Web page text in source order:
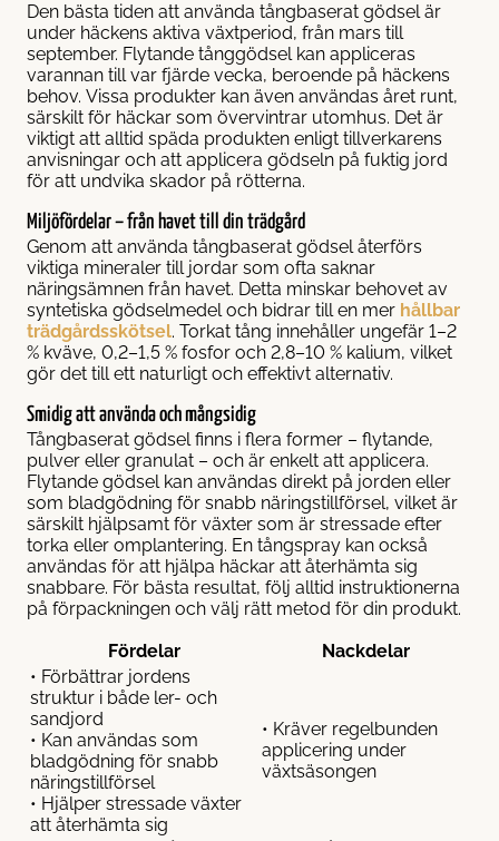
Den bästa tiden att använda tångbaserat gödsel är
under häckens aktiva växtperiod, från mars till
september. Flytande tånggödsel kan appliceras
varannan till var fjärde vecka, beroende på häckens
behov. Vissa produkter kan även användas året runt,
särskilt för häckar som övervintrar utomhus. Det är
viktigt att alltid späda produkten enligt tillverkarens
anvisningar och att applicera gödseln på fuktig jord
för att undvika skador på rötterna.
Miljöfördelar – från havet till din trädgård
Genom att använda tångbaserat gödsel återförs
viktiga mineraler till jordar som ofta saknar
näringsämnen från havet. Detta minskar behovet av
syntetiska gödselmedel och bidrar till en mer hållbar
trädgårdsskötsel. Torkat tång innehåller ungefär 1–2
% kväve, 0,2–1,5 % fosfor och 2,8–10 % kalium, vilket
gör det till ett naturligt och effektivt alternativ.
Smidig att använda och mångsidig
Tångbaserat gödsel finns i flera former – flytande,
pulver eller granulat – och är enkelt att applicera.
Flytande gödsel kan användas direkt på jorden eller
som bladgödning för snabb näringstillförsel, vilket är
särskilt hjälpsamt för växter som är stressade efter
torka eller omplantering. En tångspray kan också
användas för att hjälpa häckar att återhämta sig
snabbare. För bästa resultat, följ alltid instruktionerna
på förpackningen och välj rätt metod för din produkt.
Fördelar
Nackdelar
• Förbättrar jordens
struktur i både ler- och
sandjord
• Kan användas som
bladgödning för snabb
näringstillförsel
• Hjälper stressade växter
att återhämta sig
• Kräver regelbunden
applicering under
växtsäsongen